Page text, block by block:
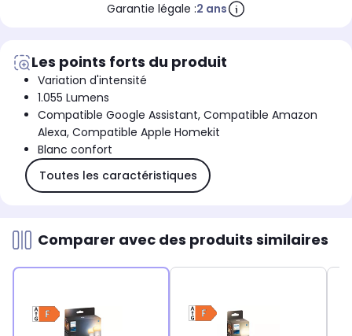
Garantie légale :2 ans
Les points forts du produit
Variation d'intensité
1.055 Lumens
Compatible Google Assistant, Compatible Amazon
Alexa, Compatible Apple Homekit
Blanc confort
Toutes les caractéristiques
Comparer avec des produits similaires